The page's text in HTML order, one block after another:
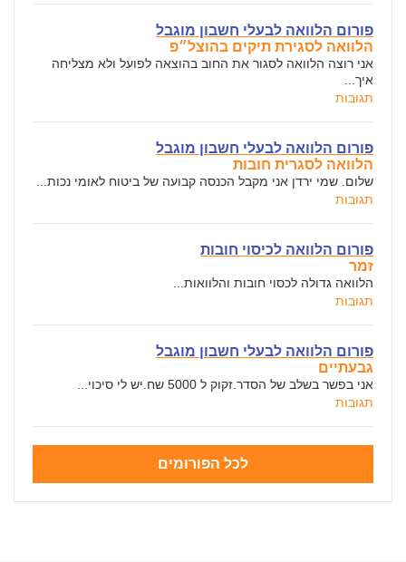
פורום הלוואה לבעלי חשבון מוגבל
הלוואה לסגירת תיקים בהוצל״פ
אני רוצה הלוואה לסגור את החוב בהוצאה לפועל ולא מצליחה
איך...
תגובות
פורום הלוואה לבעלי חשבון מוגבל
הלוואה לסגרית חובות
שלום. שמי ירדן אני מקבל הכנסה קבועה של ביטוח לאומי נכות...
תגובות
פורום הלוואה לכיסוי חובות
זמר
הלוואה גדולה לכסוי חובות והלוואות...
תגובות
פורום הלוואה לבעלי חשבון מוגבל
גבעתיים
אני בפשר בשלב של הסדר.זקוק ל 5000 שח.יש לי סיכוי...
תגובות
לכל הפורומים